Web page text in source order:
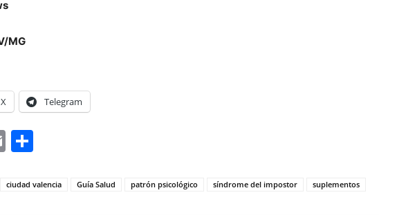
MG
X Telegram
Email
ciudad valencia Guía Salud patrón psicológico síndrome del impostor suplementos